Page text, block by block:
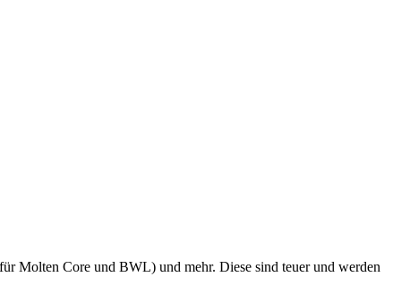
Molten Core und BWL) und mehr. Diese sind teuer und werden